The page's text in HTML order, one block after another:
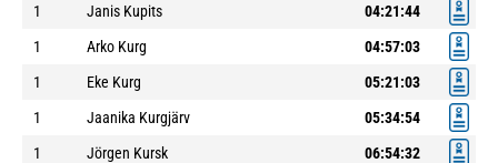
1
Janis Kupits
04:21:44
1
Arko Kurg
04:57:03
1
Eke Kurg
05:21:03
1
Jaanika Kurgjärv
05:34:54
1
Jörgen Kursk
06:54:32